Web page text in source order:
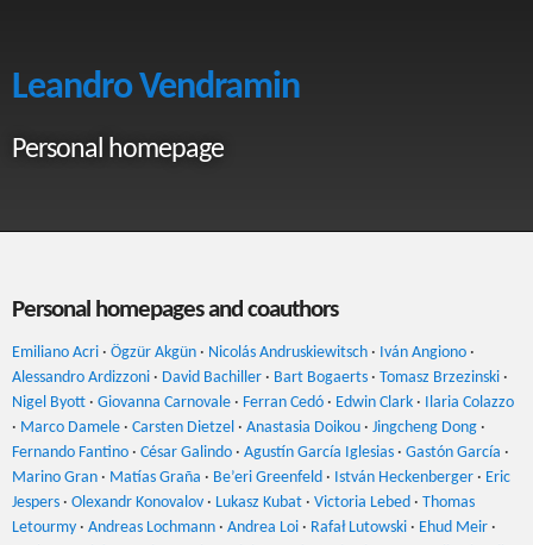
Leandro Vendramin
Personal homepage
Personal homepages and coauthors
Emiliano Acri · Ögzür Akgün · Nicolás Andruskiewitsch · Iván Angiono ·
Alessandro Ardizzoni · David Bachiller · Bart Bogaerts · Tomasz Brzezinski ·
Nigel Byott · Giovanna Carnovale · Ferran Cedó · Edwin Clark · Ilaria Colazzo
· Marco Damele · Carsten Dietzel · Anastasia Doikou · Jingcheng Dong ·
Fernando Fantino · César Galindo · Agustín García Iglesias · Gastón García ·
Marino Gran · Matías Graña · Be’eri Greenfeld · István Heckenberger · Eric
Jespers · Olexandr Konovalov · Lukasz Kubat · Victoria Lebed · Thomas
Letourmy · Andreas Lochmann · Andrea Loi · Rafał Lutowski · Ehud Meir ·